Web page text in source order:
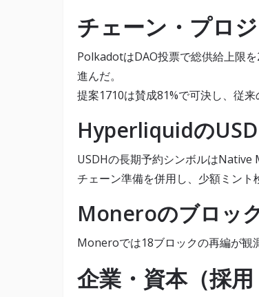
チェーン・プロ
PolkadotはDAO投票で総供給上限
進んだ。
提案1710は賛成81%で可決し、従
Hyperliquidの
USDHの長期予約シンボルは
チェーン準備を併用し、少額ミン
Moneroのブロッ
Moneroでは18ブロックの再編が観
企業・資本（採用